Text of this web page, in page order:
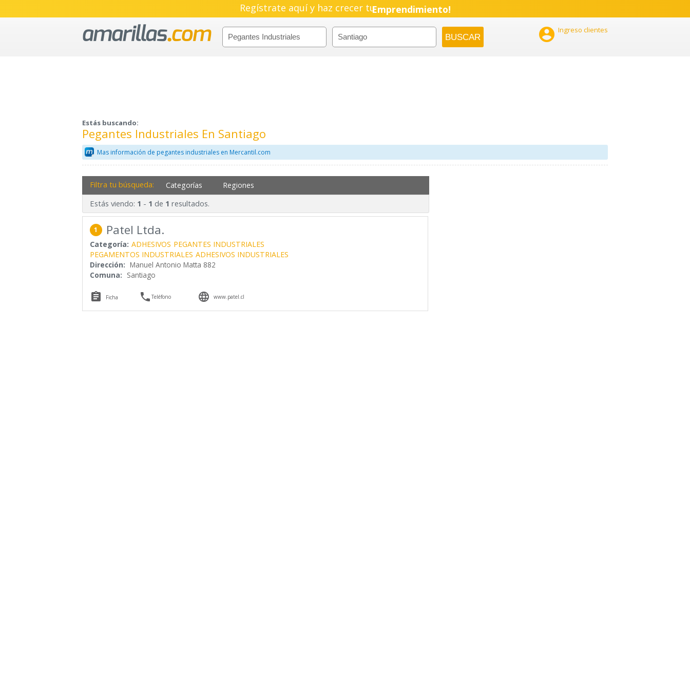
Regístrate aquí y haz crecer tuEmprendimiento!
 Ingreso clientes
Estás buscando:
Pegantes Industriales En Santiago
Mas información de pegantes industriales en Mercantil.com
Filtra tu búsqueda: Categorías Regiones
Estás viendo: 1 - 1 de 1 resultados.
1 Patel Ltda.
Categoría: ADHESIVOS PEGANTES INDUSTRIALES
PEGAMENTOS INDUSTRIALES ADHESIVOS INDUSTRIALES
Dirección: Manuel Antonio Matta 882
Comuna: Santiago
 Ficha Teléfono  www.patel.cl